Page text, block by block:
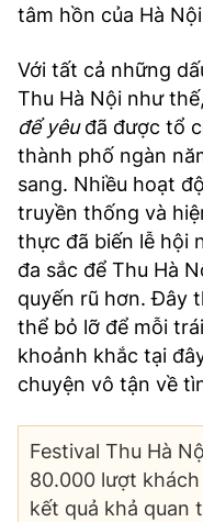
tâm hồn của Hà
Với tất cả những
Thu Hà Nội như
để yêuđã được tổ
thành phố ngàn
sang. Nhiều hoạt
truyền thống và
thực đã biến lễ hội
đa sắc để Thu Hà
quyến rũ hơn. Đây
thể bỏ lỡ để mỗi
khoảnh khắc tại
chuyện vô tận về
Festival Thu Hà
80.000 lượt
kết quả khả quan